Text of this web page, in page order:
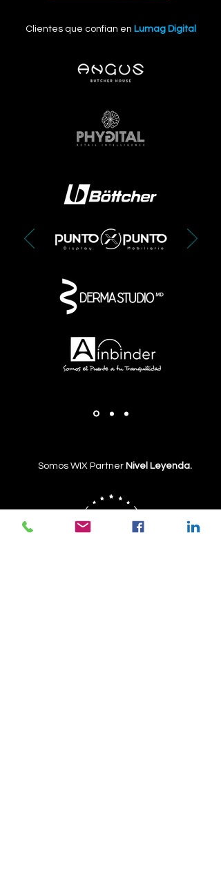
Clientes que confían en Lumag Digital
Somos WIX Partner Nivel Leyenda.